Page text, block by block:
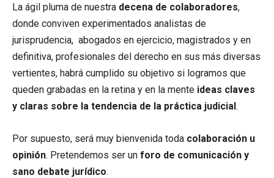
La ágil pluma de nuestra decena de colaboradores,
donde conviven experimentados analistas de
jurisprudencia, abogados en ejercicio, magistrados y en
definitiva, profesionales del derecho en sus más diversas
vertientes, habrá cumplido su objetivo si logramos que
queden grabadas en la retina y en la mente ideas claves
y claras sobre la tendencia de la práctica judicial.
Por supuesto, será muy bienvenida toda colaboración u
opinión. Pretendemos ser un foro de comunicación y
sano debate jurídico.